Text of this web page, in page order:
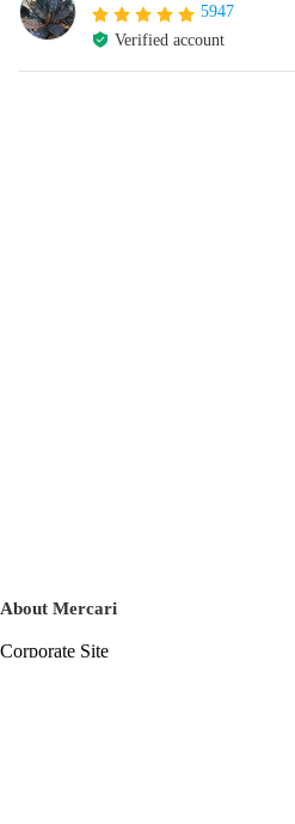
5947
Verified account
About Mercari
Corporate Site